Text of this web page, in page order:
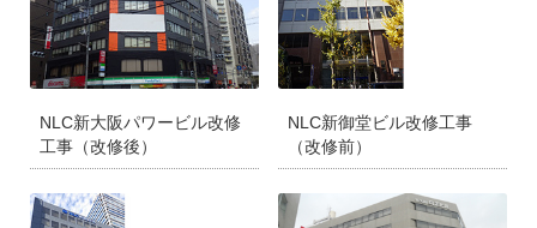
NLC新大阪パワービル改修
工事（改修後）
NLC新御堂ビル改修工事
（改修前）